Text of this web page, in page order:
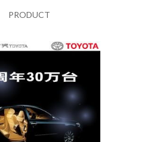
PRODUCT